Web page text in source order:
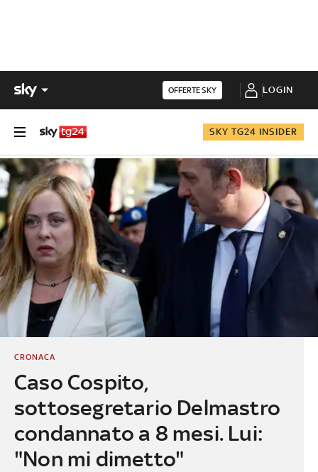
OFFERTE SKY LOGIN
SKY TG24 INSIDER
Caso Cospito,
sottosegretario Delmastro
condannato a 8 mesi. Lui:
"Non mi dimetto"
CRONACA